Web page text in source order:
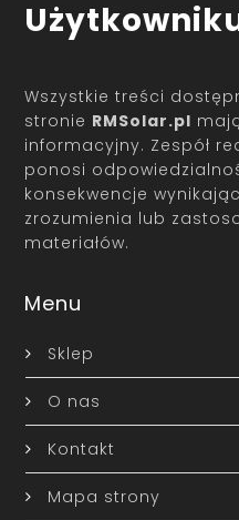
Wszystkie treści
stronie RMSolar.pl
informacyjny. Zespół
ponosi
konsekwencje
zrozumienia lub
materiałów.
Menu
Sklep
O nas
Kontakt
Mapa strony